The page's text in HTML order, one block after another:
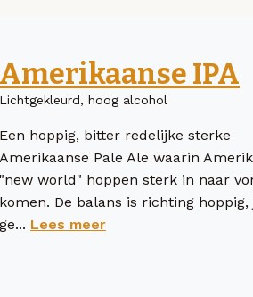
Amerikaanse IPA
Lichtgekleurd, hoog alcohol
Een hoppig, bitter redelijke sterke
Amerikaanse Pale Ale waarin
"new world" hoppen sterk in naar
komen. De balans is richting
ge... Lees meer